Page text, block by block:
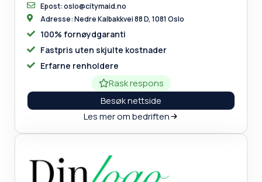
Epost: oslo@citymaid.no
Adresse: Nedre Kalbakkvei 88 D, 1081 Oslo
100% fornøydgaranti
Fastpris uten skjulte kostnader
Erfarne renholdere
Rask respons
Besøk nettside
Les mer om bedriften